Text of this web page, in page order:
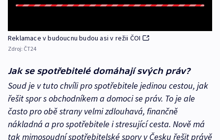
Reklamace v budoucnu budou asi v režii ČOI
Zdroj: ČT24
Jak se spotřebitelé domáhají svých práv?
Soud je v tuto chvíli pro spotřebitele jedinou cestou, jak
řešit spor s obchodníkem a domoci se práv. To je ale
často pro obě strany velmi zdlouhavá, finančně
nákladná a pro spotřebitele i stresující cesta. Nově má
tak mimosoudní spotřebitelské spory v Česku řešit právě